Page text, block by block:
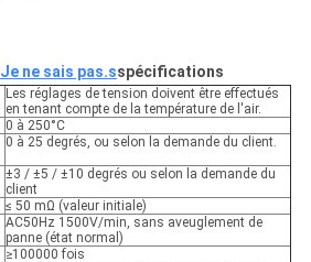
Je ne sais pas.sspécifications
Les réglages de tension doivent être effectués
en tenant compte de la température de l'air.
0 à 250°C
0 à 25 degrés, ou selon la demande du client.
±3 / ±5 / ±10 degrés ou selon la demande du
client
≤ 50 mΩ (valeur initiale)
AC50Hz 1500V/min, sans aveuglement de
panne (état normal)
≥100000 fois